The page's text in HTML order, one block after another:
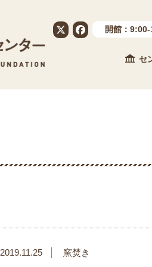
公益財団法人 石川県埋
開館：
セ
2019.11.25 窯焚き